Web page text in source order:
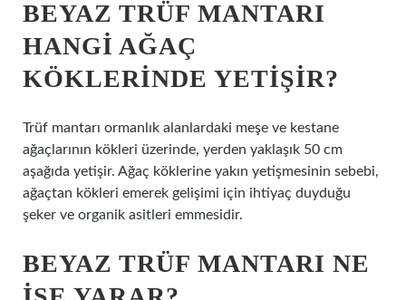
BEYAZ TRÜF MANTARI
HANGI AĞAÇ
KÖKLERINDE YETIŞIR?
Trüf mantarı ormanlık alanlardaki meşe ve kestane
ağaçlarının kökleri üzerinde, yerden yaklaşık 50 cm
aşağıda yetişir. Ağaç köklerine yakın yetişmesinin sebebi,
ağaçtan kökleri emerek gelişimi için ihtiyaç duyduğu
şeker ve organik asitleri emmesidir.
BEYAZ TRÜF MANTARI NE